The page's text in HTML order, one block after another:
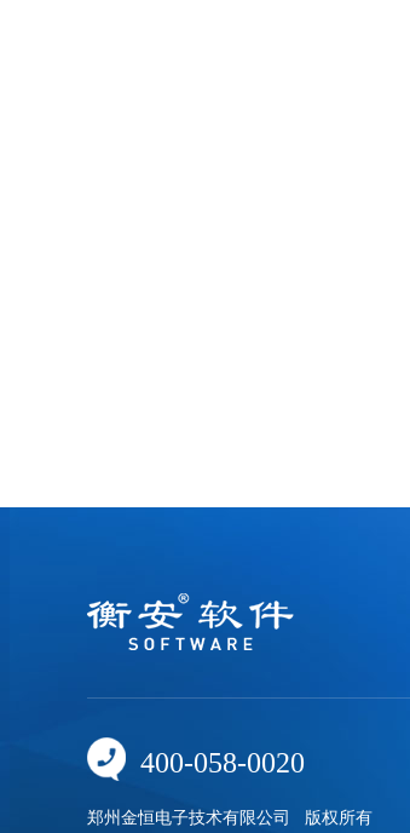
400-058-0020
郑州金恒电子技术有限公司 版权所有